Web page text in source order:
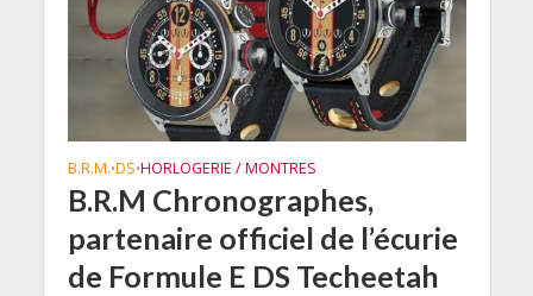
B.R.M.•DS•HORLOGERIE / MONTRES
B.R.M Chronographes,
partenaire officiel de l’écurie
de Formule E DS Techeetah